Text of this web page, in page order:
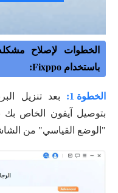
الخطوات لإصلاح
باستخدام Fixppo:
الخطوة 1:
بعد تنزيل
بتوصيل آيفون الخاص بك
"الوضع القياسي" من